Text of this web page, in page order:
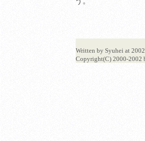
Written by Syuhei at
Copyright(C) 2000-2002